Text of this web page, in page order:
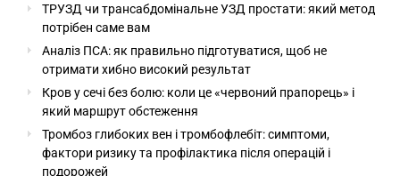
ТРУЗД чи трансабдомінальне УЗД простати: який метод
потрібен саме вам
Аналіз ПСА: як правильно підготуватися, щоб не
отримати хибно високий результат
Кров у сечі без болю: коли це «червоний прапорець» і
який маршрут обстеження
Тромбоз глибоких вен і тромбофлебіт: симптоми,
фактори ризику та профілактика після операцій і
подорожей